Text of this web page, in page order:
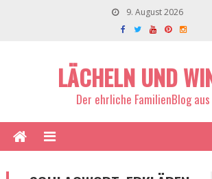
9. August 2026
LÄCHELN UND
Der ehrliche FamilienBlog aus